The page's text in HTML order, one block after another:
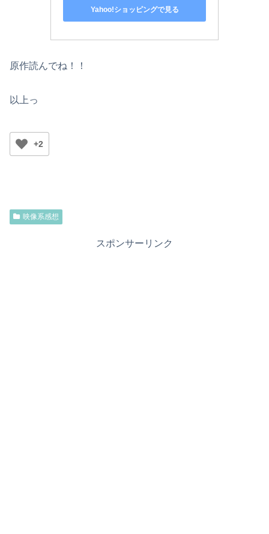
Yahoo!ショッピングで見る
原作読んでね！！
以上っ
+2
映像系感想
スポンサーリンク